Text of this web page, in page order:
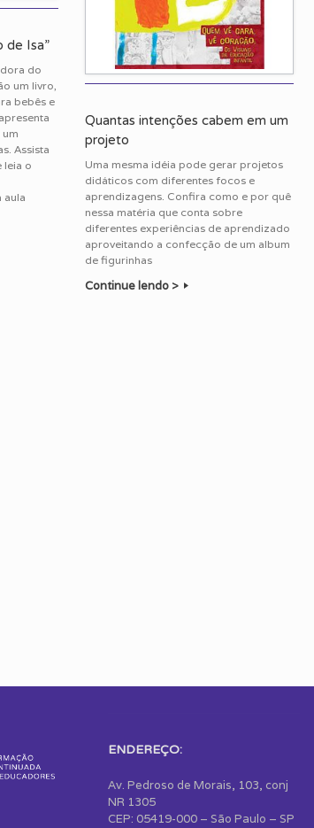
de Isa”
do
um livro,
bebês e
Assista
leia o
aula
Quantas intenções cabem em um
projeto
Uma mesma idéia pode gerar projetos
didáticos com diferentes focos e
aprendizagens. Confira como e por quê
nessa matéria que conta sobre
diferentes experiências de aprendizado
aproveitando a confecção de um album
de figurinhas
Continue lendo >
ENDEREÇO:
Av. Pedroso de Morais, 103, conj
NR 1305
CEP: 05419-000 – São Paulo – SP